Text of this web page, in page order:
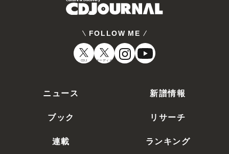
FOLLOW ME
CDJ オーディオ
ニュース
新譜情報
ブック
リサーチ
連載
ランキング